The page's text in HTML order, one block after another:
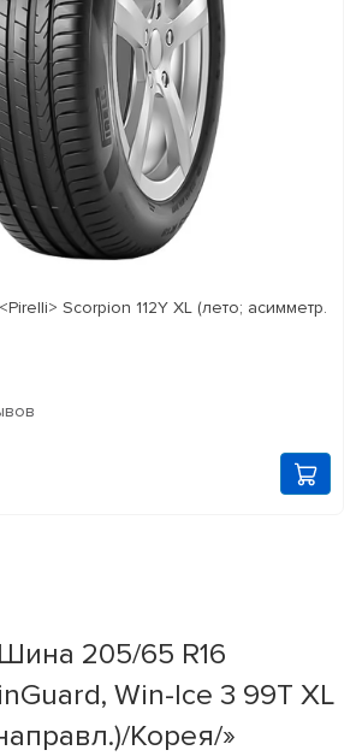
Scorpion 112Y XL (лето; асимметр.
205/65 R16
Win-Ice 3 99T XL
Корея/»